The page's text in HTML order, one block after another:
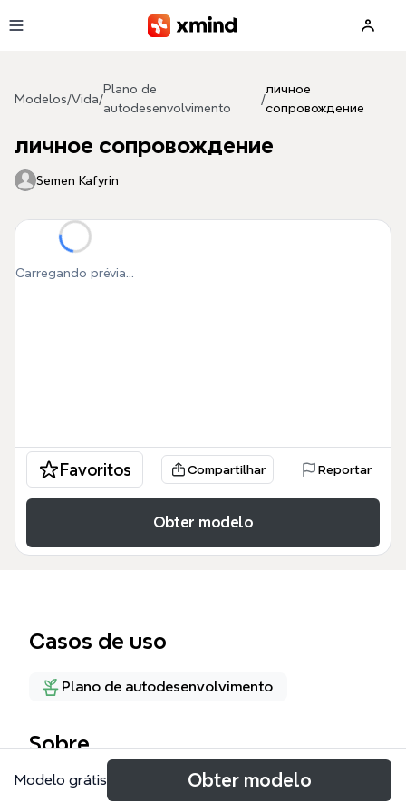
Modelos/Vida/
Plano de
autodesenvolvimento
/
личное
сопровождение
личное сопровождение
Semen Kafyrin
Carregando prévia...
Favoritos Compartilhar Reportar
Obter modelo
Casos de uso
Plano de autodesenvolvimento
Sobre
Этот шаблон mind map «Наставничество»
Modelo grátis Obter modelo